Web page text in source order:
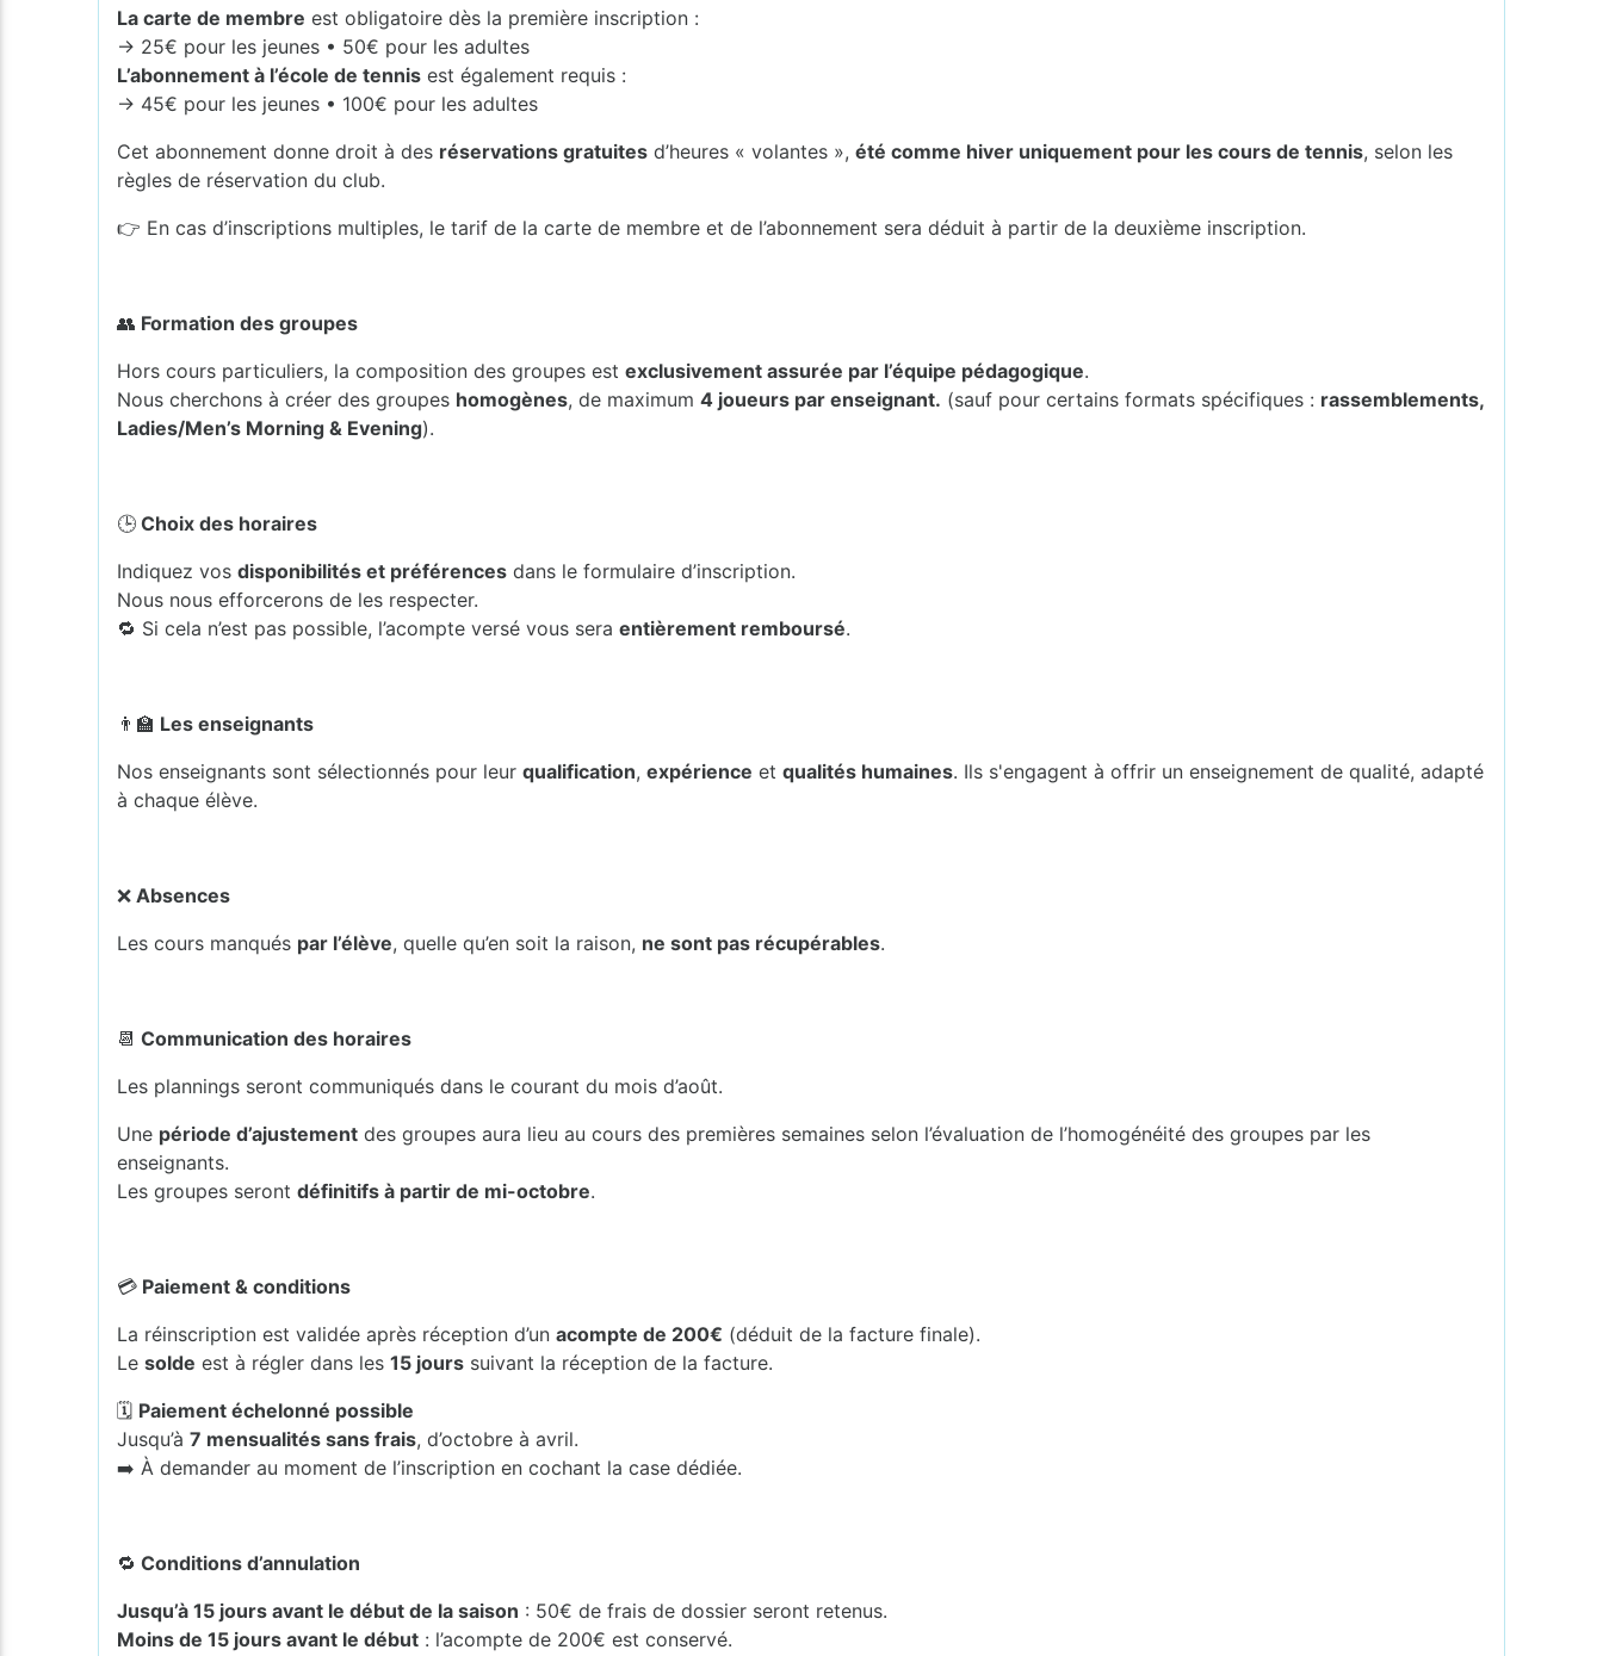
La carte de membre est obligatoire dès la première inscription :
→ 25€ pour les jeunes • 50€ pour les adultes
L’abonnement à l’école de tennis est également requis :
→ 45€ pour les jeunes • 100€ pour les adultes
Cet abonnement donne droit à des réservations gratuites d’heures « volantes »,été comme hiver uniquement pour les cours de tennis, selon les
règles de réservation du club.
👉 En cas d’inscriptions multiples, le tarif de la carte de membre et de l’abonnement sera déduit à partir de la deuxième inscription.
👥 Formation des groupes
Hors cours particuliers, la composition des groupes estexclusivement assurée par l’équipe pédagogique.
Nous cherchons à créer des groupes homogènes, de maximum4 joueurs par enseignant. (sauf pour certains formats spécifiques : rassemblements,
Ladies/Men’s Morning & Evening).
🕒 Choix des horaires
Indiquez vosdisponibilités et préférences dans le formulaire d’inscription.
Nous nous efforcerons de les respecter.
🔁 Si cela n’est pas possible, l’acompte versé vous seraentièrement remboursé.
👨‍🏫 Les enseignants
Nos enseignants sont sélectionnés pour leurqualification,expérience etqualités humaines. Ils s'engagent à offrir un enseignement de qualité, adapté
à chaque élève.
❌ Absences
Les cours manqués par l’élève, quelle qu’en soit la raison, ne sont pas récupérables.
📆 Communication des horaires
Les plannings seront communiqués dans le courant du mois d’août.
Une période d’ajustement des groupes aura lieu au cours des premières semaines selon l’évaluation de l’homogénéité des groupes par les
enseignants.
Les groupes serontdéfinitifs à partir de mi-octobre.
💳 Paiement & conditions
La réinscription est validée après réception d’unacompte de 200€ (déduit de la facture finale).
Lesolde est à régler dans les15 jours suivant la réception de la facture.
🗓️ Paiement échelonné possible
Jusqu’à7 mensualités sans frais, d’octobre à avril.
➡️ À demander au moment de l’inscription en cochant la case dédiée.
🔁 Conditions d’annulation
Jusqu’à 15 jours avant le début de la saison : 50€ de frais de dossier seront retenus.
Moins de 15 jours avant le début : l’acompte de 200€ est conservé.